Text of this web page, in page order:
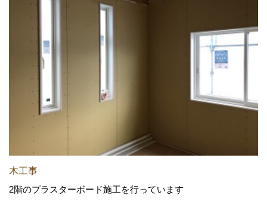
木工事
2階のプラスターボード施工を行っています